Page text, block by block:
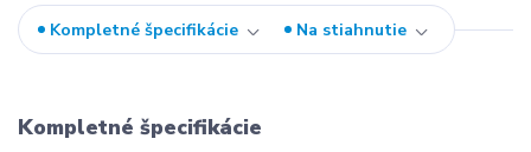
Kompletné špecifikácie Na stiahnutie
Kompletné špecifikácie